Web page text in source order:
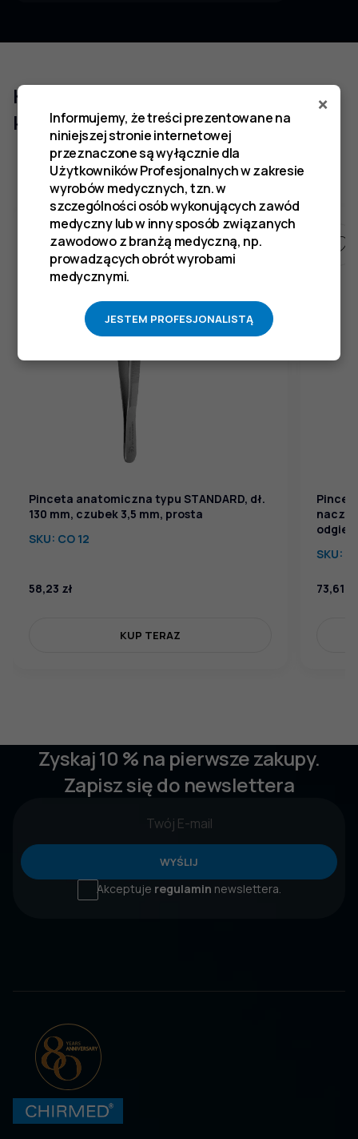
Klienci którzy zakupili ten produkt
kupili również
Pinceta anatomiczna typu STANDARD, dł.
130 mm, czubek 3,5 mm, prosta
SKU: CO 12
58,23 zł
KUP TERAZ
SKU:
73,61
Zyskaj 10 % na pierwsze zakupy.
Zapisz się do newslettera
WYŚLIJ
Akceptuje regulamin newslettera.
×
Informujemy, że treści prezentowane na
niniejszej stronie internetowej
przeznaczone są wyłącznie dla
Użytkowników Profesjonalnych w zakresie
wyrobów medycznych, tzn. w
szczególności osób wykonujących zawód
medyczny lub w inny sposób związanych
zawodowo z branżą medyczną, np.
prowadzących obrót wyrobami
medycznymi.
JESTEM PROFESJONALISTĄ